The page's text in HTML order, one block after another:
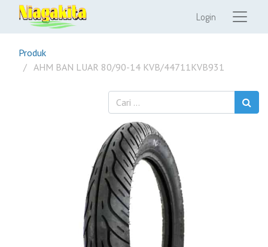
Login
Produk
AHM BAN LUAR 80/90-14 KVB/44711KVB931